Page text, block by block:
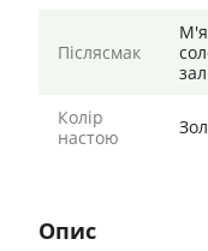
Післясмак
Колір
настою
Опис